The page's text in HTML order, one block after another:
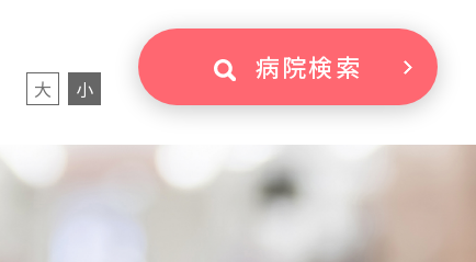
大 小
病院検索